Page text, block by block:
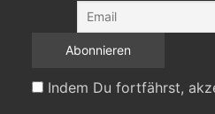
Indem Du fortfährst,